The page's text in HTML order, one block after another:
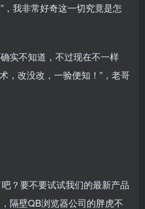
，我非常好奇这一切究竟是怎
实不知道，不过现在不一样
，改没改，一验便知！”，老哥
？要不要试试我们的最新产品
隔壁QB浏览器公司的胖虎不